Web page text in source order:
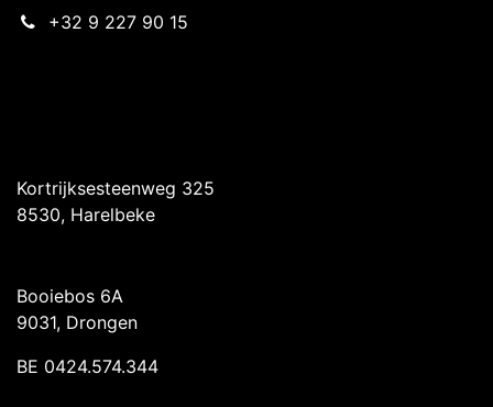
+32 9 227 90 15
Kortrijksesteenweg 325
8530, Harelbeke
Booiebos 6A
9031, Drongen
BE 0424.574.344